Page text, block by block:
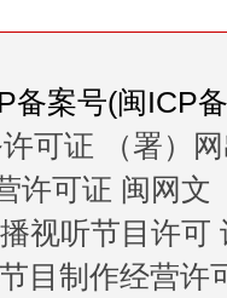
备案号(闽ICP
可证 （署）
许可证 闽网文
视听节目许可
目制作经营许